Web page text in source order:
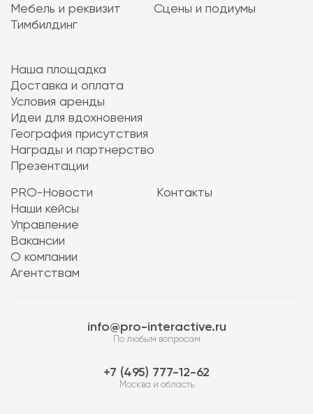
Мебель и реквизит
Сцены и подиумы
Тимбилдинг
Наша площадка
Доставка и оплата
Условия аренды
Идеи для вдохновения
География присутствия
Награды и партнерство
Презентации
PRO-Новости
Наши кейсы
Управление
Вакансии
О компании
Агентствам
Контакты
info@pro-interactive.ru
По любым вопросам
7 (495) 777-12-62
Москва и область